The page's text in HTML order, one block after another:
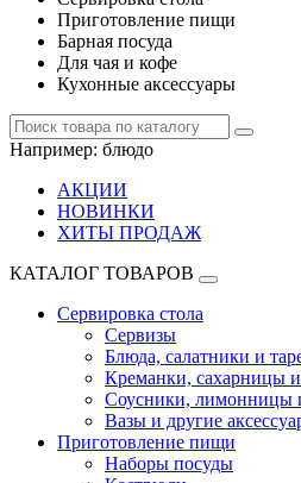
Приготовление пищи
Барная посуда
Для чая и кофе
Кухонные аксессуары
Например: блюдо
АКЦИИ
НОВИНКИ
ХИТЫ ПРОДАЖ
КАТАЛОГ ТОВАРОВ
Сервировка стола
Сервизы
Блюда, салатники и
Креманки, сахарницы
Соусники, лимонницы
Вазы и другие
Приготовление пищи
Наборы посуды